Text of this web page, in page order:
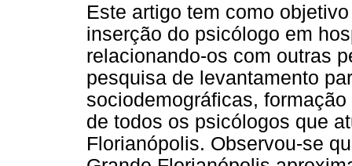
Este artigo tem como
inserção do psicólogo em
relacionando-os com outras
pesquisa de levantamento
sociodemográficas,
de todos os psicólogos que
Florianópolis. Observou-se